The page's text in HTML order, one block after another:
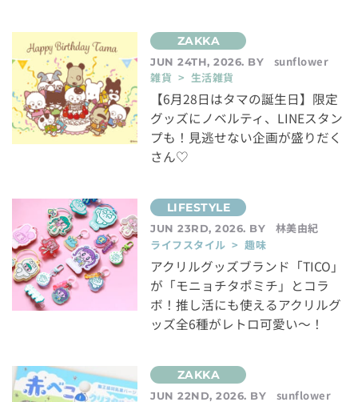
JUN 24TH, 2026. BY
sunflower
雑貨 > 生活雑貨
【6月28日はタマの誕生日】限定
グッズにノベルティ、LINEスタン
プも！見逃せない企画が盛りだく
さん♡
JUN 23RD, 2026. BY
林美由紀
ライフスタイル > 趣味
アクリルグッズブランド「TICO」
が「モニョチタポミチ」とコラ
ボ！推し活にも使えるアクリルグ
ッズ全6種がレトロ可愛い～！
JUN 22ND, 2026. BY sunflower